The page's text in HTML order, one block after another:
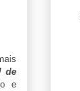
de
e